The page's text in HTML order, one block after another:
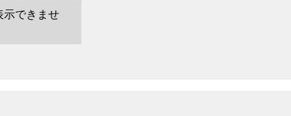
示できませ